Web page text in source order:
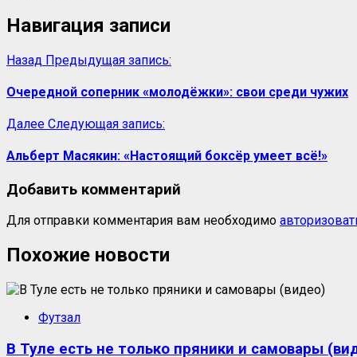
Навигация записи
Назад Предыдущая запись:
Очередной соперник «молодёжки»: свои среди чужих
Далее Следующая запись:
Альберт Масякин: «Настоящий боксёр умеет всё!»
Добавить комментарий
Для отправки комментария вам необходимо
Похожие новости
Футзал
В Туле есть не только пряники и самовары